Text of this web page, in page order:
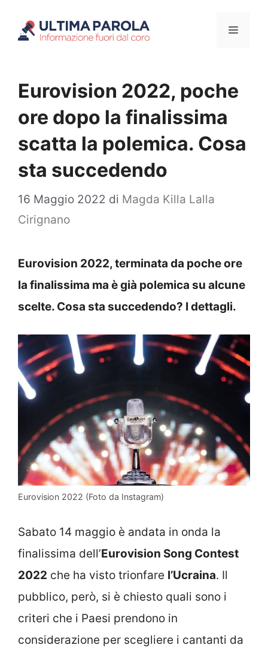
Menu
Eurovision 2022, poche
ore dopo la finalissima
scatta la polemica. Cosa
sta succedendo
16 Maggio 2022 di Magda Killa Lalla
Cirignano
Eurovision 2022, terminata da poche ore
la finalissima ma è già polemica su alcune
scelte. Cosa sta succedendo? I dettagli.
Eurovision 2022 (Foto da Instagram)
Sabato 14 maggio è andata in onda la
finalissima dell’Eurovision Song Contest
2022 che ha visto trionfare l’Ucraina. Il
pubblico, però, si è chiesto quali sono i
criteri che i Paesi prendono in
considerazione per scegliere i cantanti da